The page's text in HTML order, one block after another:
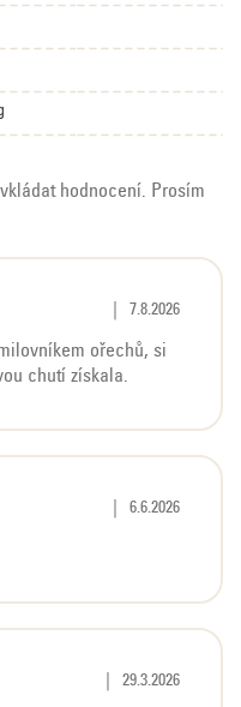
hodnocení. Prosím
Hodnocení
7.8.2026
ořechů, si
chutí získala.
Hodnocení
6.6.2026
Hodnocení
29.3.2026